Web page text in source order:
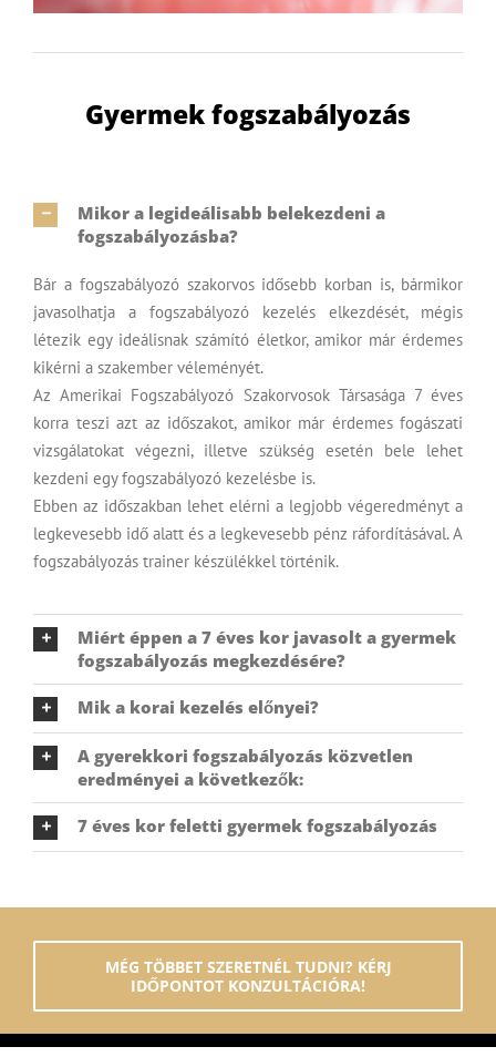
Gyermek fogszabályozás
Mikor a legideálisabb belekezdeni a
fogszabályozásba?
Bár a fogszabályozó szakorvos idősebb korban is, bármikor
javasolhatja a fogszabályozó kezelés elkezdését, mégis
létezik egy ideálisnak számító életkor, amikor már érdemes
kikérni a szakember véleményét.
Az Amerikai Fogszabályozó Szakorvosok Társasága 7 éves
korra teszi azt az időszakot, amikor már érdemes fogászati
vizsgálatokat végezni, illetve szükség esetén bele lehet
kezdeni egy fogszabályozó kezelésbe is.
Ebben az időszakban lehet elérni a legjobb végeredményt a
legkevesebb idő alatt és a legkevesebb pénz ráfordításával. A
fogszabályozás trainer készülékkel történik.
Miért éppen a 7 éves kor javasolt a gyermek
fogszabályozás megkezdésére?
Mik a korai kezelés előnyei?
A gyerekkori fogszabályozás közvetlen
eredményei a következők:
7 éves kor feletti gyermek fogszabályozás
MÉG TÖBBET SZERETNÉL TUDNI? KÉRJ
IDŐPONTOT KONZULTÁCIÓRA!